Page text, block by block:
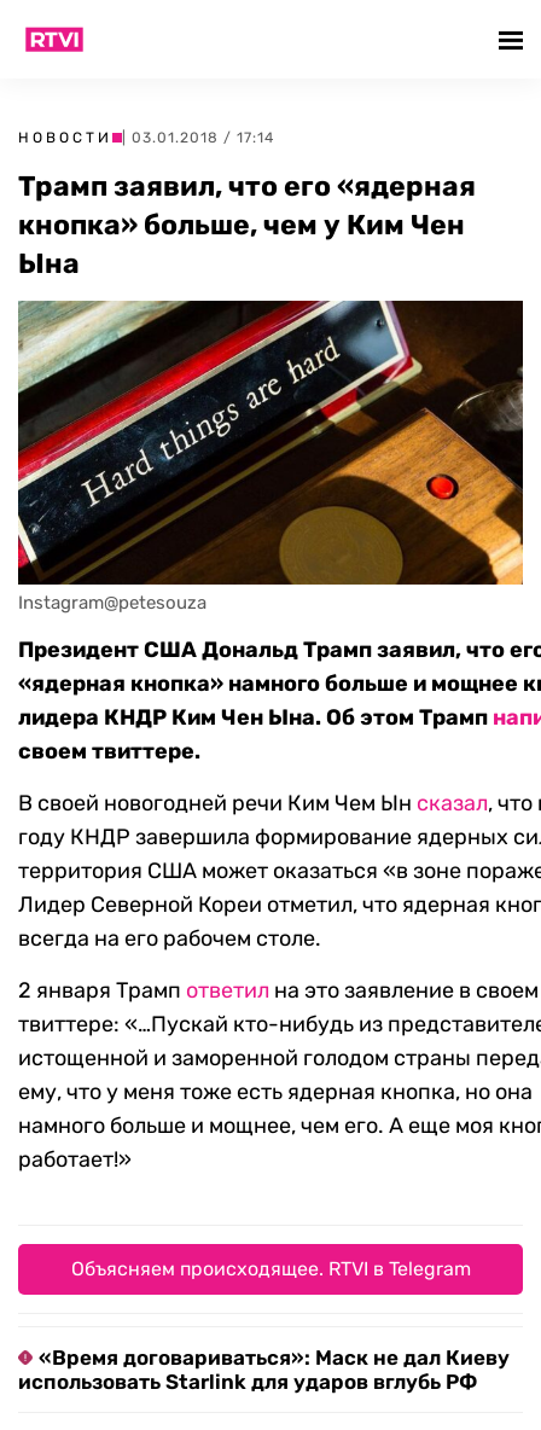
НОВОСТИ | 03.01.2018 / 17:14
Трамп заявил, что его «ядерная
кнопка» больше, чем у Ким Чен
Ына
Instagram@petesouza
Президент США Дональд Трамп заявил, что
«ядерная кнопка» намного больше и мощнее
лидера КНДР Ким Чен Ына. Об этом Трамп
своем твиттере.
В своей новогодней речи Ким Чем Ын сказал, что
году КНДР завершила формирование ядерных
территория США может оказаться «в зоне
Лидер Северной Кореи отметил, что ядерная
всегда на его рабочем столе.
2 января Трамп ответил на это заявление в своем
твиттере: «…Пускай кто-нибудь из
истощенной и заморенной голодом страны
ему, что у меня тоже есть ядерная кнопка, но она
намного больше и мощнее, чем его. А еще моя
работает!»
Объясняем происходящее. RTVI в Telegram
«Время договариваться»: Маск не дал Киеву
использовать Starlink для ударов вглубь РФ